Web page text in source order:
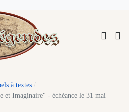
à textes
et Imaginaire" - échéance le 31 mai